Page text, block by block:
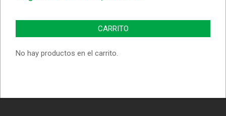
CARRITO
No hay productos en el carrito.